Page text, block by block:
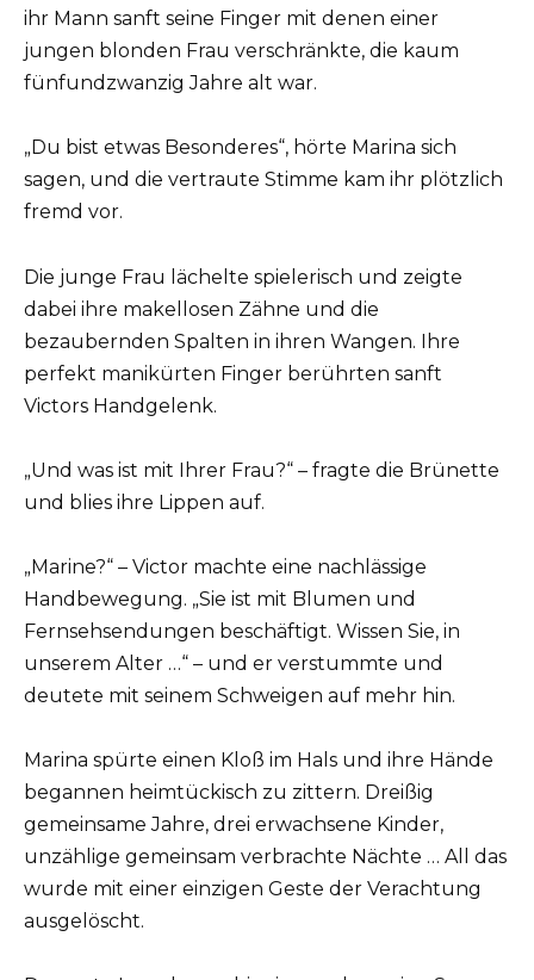
ihr Mann sanft seine Finger mit denen einer
jungen blonden Frau verschränkte, die kaum
fünfundzwanzig Jahre alt war.
„Du bist etwas Besonderes“, hörte Marina sich
sagen, und die vertraute Stimme kam ihr plötzlich
fremd vor.
Die junge Frau lächelte spielerisch und zeigte
dabei ihre makellosen Zähne und die
bezaubernden Spalten in ihren Wangen. Ihre
perfekt manikürten Finger berührten sanft
Victors Handgelenk.
„Und was ist mit Ihrer Frau?“ – fragte die Brünette
und blies ihre Lippen auf.
„Marine?“ – Victor machte eine nachlässige
Handbewegung. „Sie ist mit Blumen und
Fernsehsendungen beschäftigt. Wissen Sie, in
unserem Alter …“ – und er verstummte und
deutete mit seinem Schweigen auf mehr hin.
Marina spürte einen Kloß im Hals und ihre Hände
begannen heimtückisch zu zittern. Dreißig
gemeinsame Jahre, drei erwachsene Kinder,
unzählige gemeinsam verbrachte Nächte … All das
wurde mit einer einzigen Geste der Verachtung
ausgelöscht.